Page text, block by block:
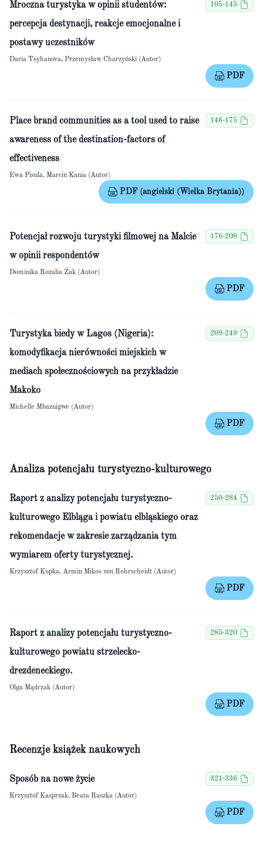
Mroczna turystyka w opinii studentów:
percepcja destynacji, reakcje emocjonalne i
postawy uczestników
105-145
Daria Tsyhanova, Przemysław Charzyński (Autor)
PDF
Place brand communities as a tool used to raise
awareness of the destination-factors of
effectiveness
146-175
Ewa Pisula, Marcin Kania (Autor)
PDF (angielski (Wielka Brytania))
Potencjał rozwoju turystyki filmowej na Malcie
w opinii respondentów
176-208
Dominika Rozalia Żak (Autor)
PDF
Turystyka biedy w Lagos (Nigeria):
komodyfikacja nierówności miejskich w
mediach społecznościowych na przykładzie
Makoko
209-249
Michelle Mbazuigwe (Autor)
PDF
Analiza potencjału turystyczno-kulturowego
Raport z analizy potencjału turystyczno-
kulturowego Elbląga i powiatu elbląskiego oraz
rekomendacje w zakresie zarządzania tym
wymiarem oferty turystycznej.
250-284
Krzysztof Kupka, Armin Mikos von Rohrscheidt (Autor)
PDF
Raport z analizy potencjału turystyczno-
kulturowego powiatu strzelecko-
drezdeneckiego.
285-320
Olga Mądrzak (Autor)
PDF
Recenzje książek naukowych
Sposób na nowe życie 321-336
Krzysztof Kasprzak, Beata Raszka (Autor)
PDF